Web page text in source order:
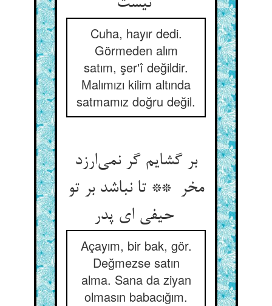
Cuha, hayır dedi.
Görmeden alım
satım, şer'î değildir.
Malımızı kilim altında
satmamız doğru değil.
بر گشایم گر نمی‌ارزد
مخر ** تا نباشد بر تو
حیفی ای پدر
Açayım, bir bak, gör.
Değmezse satın
alma. Sana da ziyan
olmasın babacığım.